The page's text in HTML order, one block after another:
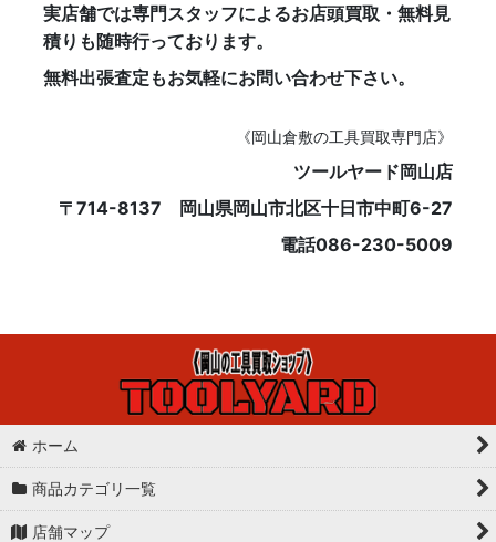
実店舗では専門スタッフによるお店頭買取・無料見
積りも随時行っております。
無料出張査定もお気軽にお問い合わせ下さい。
《岡山倉敷の工具買取専門店》
ツールヤード岡山店
〒714-8137 岡山県岡山市北区十日市中町6-27
電話086-230-5009
ホーム
商品カテゴリ一覧
店舗マップ